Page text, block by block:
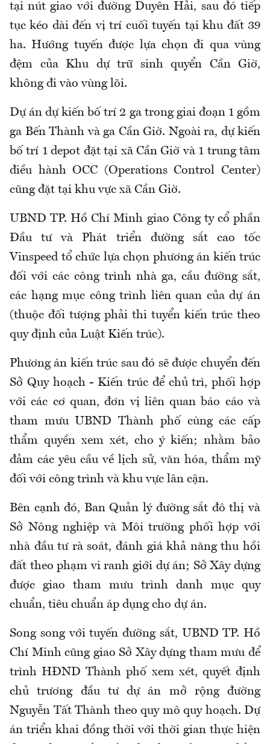
tại nút giao với đường Duyên Hải, sau đó tiếp
tục kéo dài đến vị trí cuối tuyến tại khu đất 39
ha. Hướng tuyến được lựa chọn đi qua vùng
đệm của Khu dự trữ sinh quyển Cần Giờ,
không đi vào vùng lõi.
Dự án dự kiến bố trí 2 ga trong giai đoạn 1 gồm
ga Bến Thành và ga Cần Giờ. Ngoài ra, dự kiến
bố trí 1 depot đặt tại xã Cần Giờ và 1 trung tâm
điều hành OCC (Operations Control Center)
cũng đặt tại khu vực xã Cần Giờ.
UBND TP. Hồ Chí Minh giao Công ty cổ phần
Đầu tư và Phát triển đường sắt cao tốc
Vinspeed tổ chức lựa chọn phương án kiến trúc
đối với các công trình nhà ga, cầu đường sắt,
các hạng mục công trình liên quan của dự án
(thuộc đối tượng phải thi tuyển kiến trúc theo
quy định của Luật Kiến trúc).
Phương án kiến trúc sau đó sẽ được chuyển đến
Sở Quy hoạch - Kiến trúc để chủ trì, phối hợp
với các cơ quan, đơn vị liên quan báo cáo và
tham mưu UBND Thành phố cùng các cấp
thẩm quyền xem xét, cho ý kiến; nhằm bảo
đảm các yêu cầu về lịch sử, văn hóa, thẩm mỹ
đối với công trình và khu vực lân cận.
Bên cạnh đó, Ban Quản lý đường sắt đô thị và
Sở Nông nghiệp và Môi trường phối hợp với
nhà đầu tư rà soát, đánh giá khả năng thu hồi
đất theo phạm vi ranh giới dự án; Sở Xây dựng
được giao tham mưu trình danh mục quy
chuẩn, tiêu chuẩn áp dụng cho dự án.
Song song với tuyến đường sắt, UBND TP. Hồ
Chí Minh cũng giao Sở Xây dựng tham mưu để
trình HĐND Thành phố xem xét, quyết định
chủ trương đầu tư dự án mở rộng đường
Nguyễn Tất Thành theo quy mô quy hoạch. Dự
án triển khai đồng thời với thời gian thực hiện